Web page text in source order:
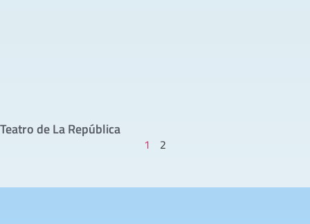
Teatro de La República
1 2